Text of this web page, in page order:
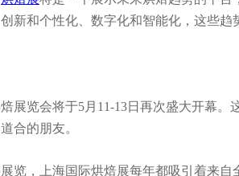
新和个性化、数字化和智能化，这些
展览会将于5月11-13日再次盛大开幕
合的朋友。
览，上海国际烘焙展每年都吸引着来